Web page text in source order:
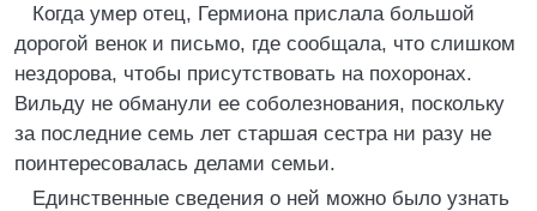
Когда умер отец, Гермиона прислала большой
дорогой венок и письмо, где сообщала, что слишком
нездорова, чтобы присутствовать на похоронах.
Вильду не обманули ее соболезнования, поскольку
за последние семь лет старшая сестра ни разу не
поинтересовалась делами семьи.
Единственные сведения о ней можно было узнать